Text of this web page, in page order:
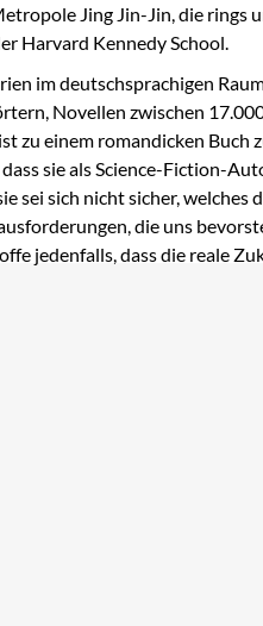
Jing Jin-Jin, die rings
Harvard Kennedy School.
im deutschsprachigen
Novellen zwischen
einem romandicken Buch
sie als Science-Fiction-
sich nicht sicher, welches
die uns
jedenfalls, dass die reale